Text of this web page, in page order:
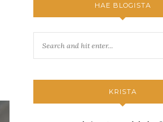
HAE BLOGISTA
KRISTA